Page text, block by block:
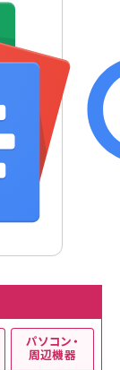
パソコン・
周辺機器